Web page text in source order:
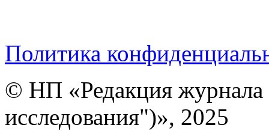
Политика
© НП «Редакция
исследования")», 2025